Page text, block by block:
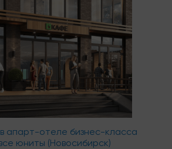
апарт-отеле бизнес-класса
юниты (Новосибирск)